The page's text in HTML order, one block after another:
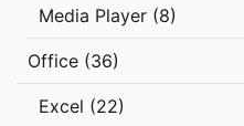
Media Player (8)
Office (36)
Excel (22)